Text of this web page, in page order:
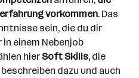
vorkommen. Das
sein, die du dir
einem Nebenjob
hier Soft Skills, die
dazu und auch